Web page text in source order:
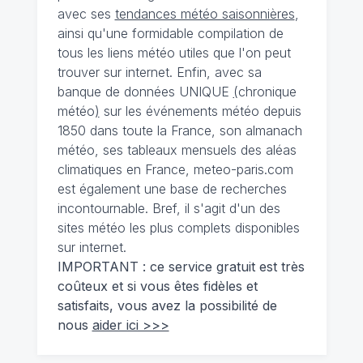
avec ses tendances météo saisonnières
ainsi qu'une formidable compilation de
tous les liens météo utiles que l'on peut
trouver sur internet. Enfin, avec sa
banque de données UNIQUE (chronique
météo) sur les événements météo depuis
1850 dans toute la France, son almanach
météo, ses tableaux mensuels des aléas
climatiques en France, meteo-paris.com
est également une base de recherches
incontournable. Bref, il s'agit d'un des
sites météo les plus complets disponibles
sur internet.
IMPORTANT : ce service gratuit est très
coûteux et si vous êtes fidèles et
satisfaits, vous avez la possibilité de
nous aider ici >>>